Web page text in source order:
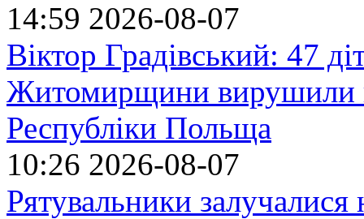
14:59 2026-08-07
Віктор Градівський: 47
Житомирщини вирушили
Республіки Польща
10:26 2026-08-07
Рятувальники